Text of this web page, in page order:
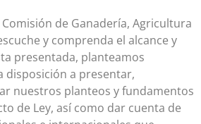
de Ganadería, Agricultura
y comprenda el alcance y
presentada, planteamos
disposición a presentar,
nuestros planteos y fundamentos
de Ley, así como dar cuenta de